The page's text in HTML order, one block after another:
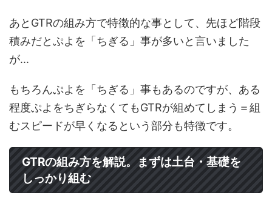
あとGTRの組み方で特徴的な事として、先ほど階段
積みだとぷよを「ちぎる」事が多いと言いました
が...
もちろんぷよを「ちぎる」事もあるのですが、ある
程度ぷよをちぎらなくてもGTRが組めてしまう＝組
むスピードが早くなるという部分も特徴です。
GTRの組み方を解説。まずは土台・基礎を
しっかり組む